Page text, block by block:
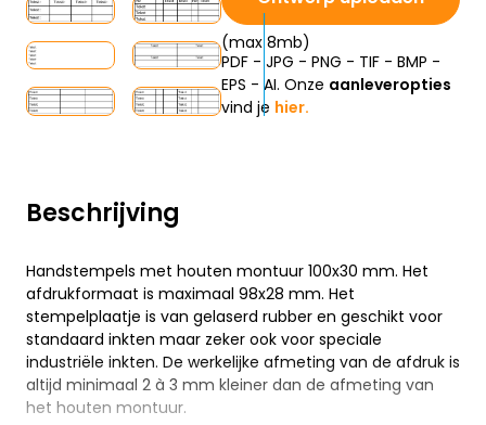
Beschrijving
Handstempels met houten montuur 100x30 mm. Het
afdrukformaat is maximaal 98x28 mm. Het
stempelplaatje is van gelaserd rubber en geschikt voor
standaard inkten maar zeker ook voor speciale
industriële inkten. De werkelijke afmeting van de afdruk is
altijd minimaal 2 à 3 mm kleiner dan de afmeting van
het houten montuur.
(max 8mb)
PDF - JPG - PNG - TIF - BMP -
EPS - AI. Onze aanleveropties
vind je hier.